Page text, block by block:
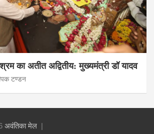
का अतीत अद्वितीय: मुख्यमंत्री डॉ यादव
टण्‍डन
अवंतिका मेल